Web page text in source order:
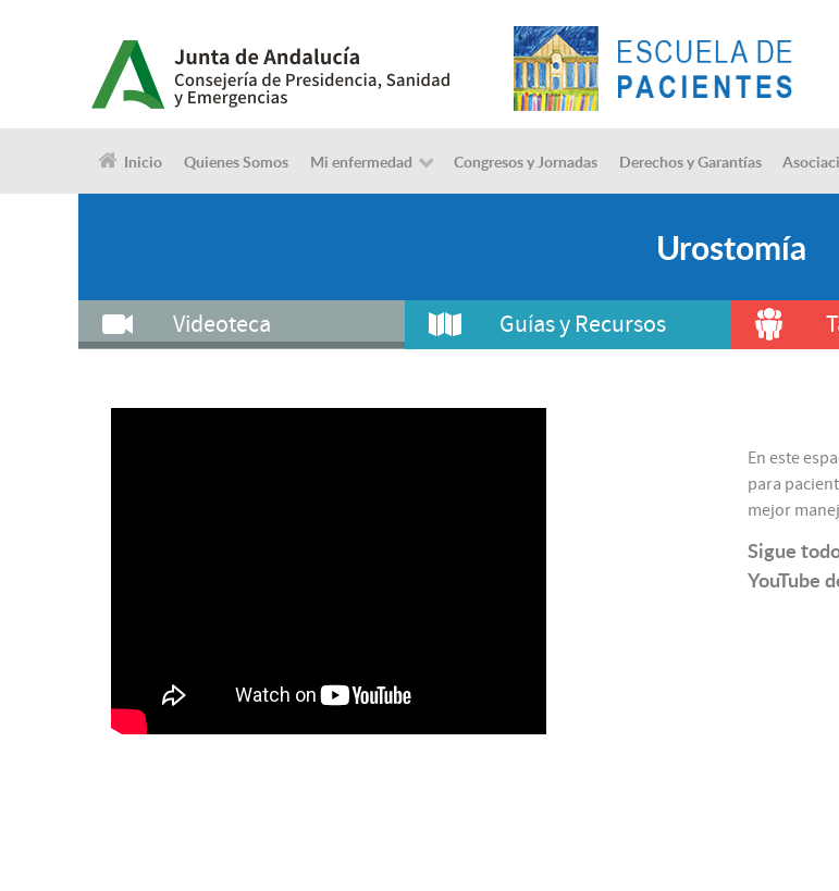
Inicio Quienes Somos Mi enfermedad Congresos y Jornadas Derechos y Garantías
Urostomía
Videoteca Guías y Recursos
En este
para
mejor
Sigue
YouTube